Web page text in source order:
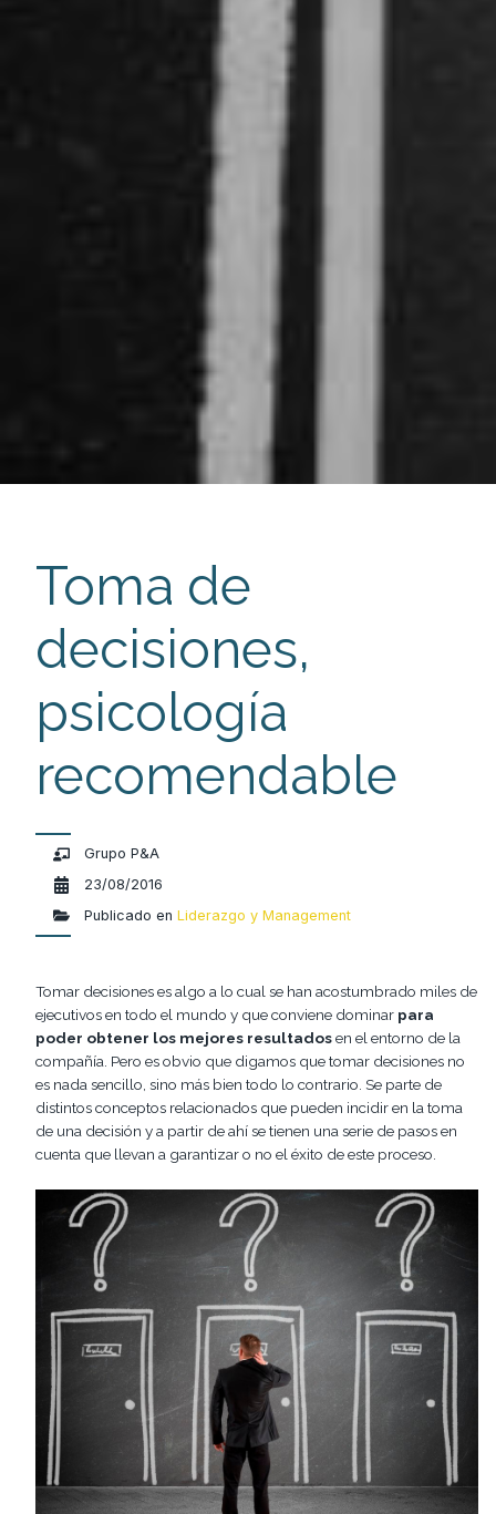
Toma de
decisiones,
psicología
recomendable
Grupo P&A
23/08/2016
Publicado en Liderazgo y Management
Tomar decisiones es algo a lo cual se han acostumbrado miles de
ejecutivos en todo el mundo y que conviene dominar para
poder obtener los mejores resultadosen el entorno de la
compañía. Pero es obvio que digamos que tomar decisiones no
es nada sencillo, sino más bien todo lo contrario. Se parte de
distintos conceptos relacionados que pueden incidir en la toma
de una decisión y a partir de ahí se tienen una serie de pasos en
cuenta que llevan a garantizar o no el éxito de este proceso.